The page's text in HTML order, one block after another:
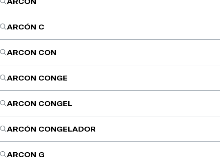
ARCÓN C
ARCON CON
ARCON CONGE
ARCON CONGEL
ARCÓN CONGELADOR
ARCON G